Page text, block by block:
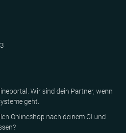
Wir sind dein Partner, wenn
geht.
Onlineshop nach deinem CI und